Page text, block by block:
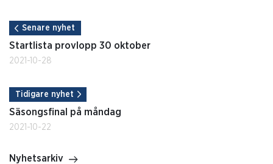
Senare nyhet
Startlista provlopp 30 oktober
2021-10-28
Tidigare nyhet
Säsongsfinal på måndag
2021-10-22
Nyhetsarkiv